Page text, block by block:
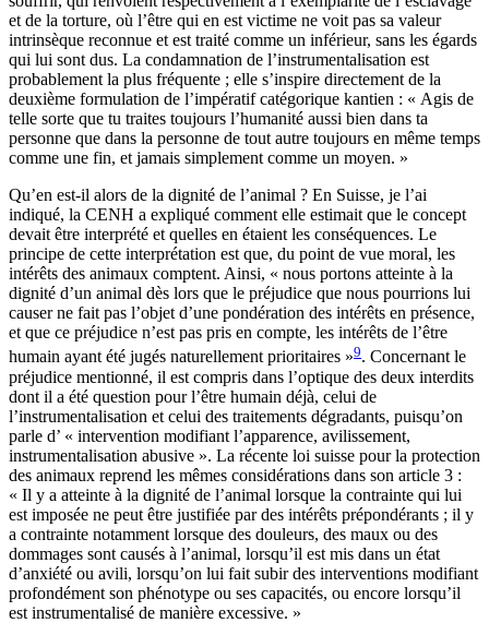
et de la torture, où l’être qui en est victime ne voit pas sa valeur
intrinsèque reconnue et est traité comme un inférieur, sans les égards
qui lui sont dus. La condamnation de l’instrumentalisation est
probablement la plus fréquente ; elle s’inspire directement de la
deuxième formulation de l’impératif catégorique kantien : « Agis de
telle sorte que tu traites toujours l’humanité aussi bien dans ta
personne que dans la personne de tout autre toujours en même temps
comme une fin, et jamais simplement comme un moyen. »
Qu’en est-il alors de la dignité de l’animal ? En Suisse, je l’ai
indiqué, la CENH a expliqué comment elle estimait que le concept
devait être interprété et quelles en étaient les conséquences. Le
principe de cette interprétation est que, du point de vue moral, les
intérêts des animaux comptent. Ainsi, « nous portons atteinte à la
dignité d’un animal dès lors que le préjudice que nous pourrions lui
causer ne fait pas l’objet d’une pondération des intérêts en présence,
et que ce préjudice n’est pas pris en compte, les intérêts de l’être
humain ayant été jugés naturellement prioritaires »9. Concernant le
préjudice mentionné, il est compris dans l’optique des deux interdits
dont il a été question pour l’être humain déjà, celui de
l’instrumentalisation et celui des traitements dégradants, puisqu’on
parle d’ « intervention modifiant l’apparence, avilissement,
instrumentalisation abusive ». La récente loi suisse pour la protection
des animaux reprend les mêmes considérations dans son article 3 :
« Il y a atteinte à la dignité de l’animal lorsque la contrainte qui lui
est imposée ne peut être justifiée par des intérêts prépondérants ; il y
a contrainte notamment lorsque des douleurs, des maux ou des
dommages sont causés à l’animal, lorsqu’il est mis dans un état
d’anxiété ou avili, lorsqu’on lui fait subir des interventions modifiant
profondément son phénotype ou ses capacités, ou encore lorsqu’il
est instrumentalisé de manière excessive. »